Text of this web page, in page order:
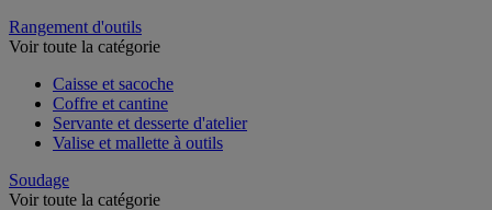
Rangement d'outils
Voir toute la catégorie
Caisse et sacoche
Coffre et cantine
Servante et desserte d'atelier
Valise et mallette à outils
Soudage
Voir toute la catégorie